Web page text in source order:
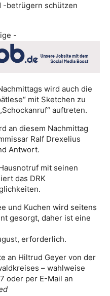
-betrügern schützen
-
wird auch die
mit Sketchen zu
auftreten.
an diesem Nachmittag
Ralf Drexelius
Antwort.
mit seinen
das DRK
und Kuchen wird seitens
gesorgt, daher ist eine
erforderlich.
an Hiltrud Geyer von der
– wahlweise
oder per E-Mail an